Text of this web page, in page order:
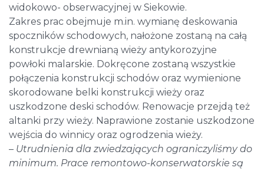
widokowo- obserwacyjnej w Siekowie.
Zakres prac obejmuje m.in. wymianę deskowania
spoczników schodowych, nałożone zostaną na całą
konstrukcje drewnianą wieży antykorozyjne
powłoki malarskie. Dokręcone zostaną wszystkie
połączenia konstrukcji schodów oraz wymienione
skorodowane belki konstrukcji wieży oraz
uszkodzone deski schodów. Renowacje przejdą też
altanki przy wieży. Naprawione zostanie uszkodzone
wejścia do winnicy oraz ogrodzenia wieży.
– Utrudnienia dla zwiedzających ograniczyliśmy do
minimum. Prace remontowo-konserwatorskie są